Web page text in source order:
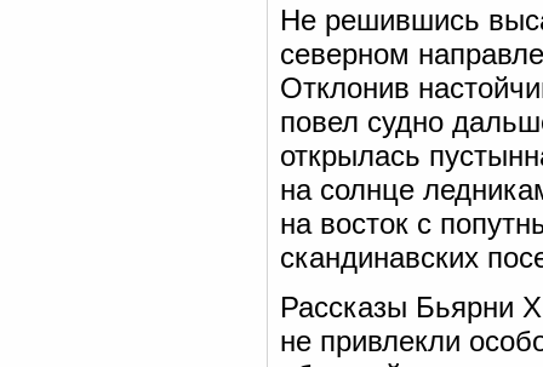
Не решившись
северном
Отклонив
повел судно
открылась
на солнце
на восток с
скандинавских
Рассказы Бьярни
не привлекли